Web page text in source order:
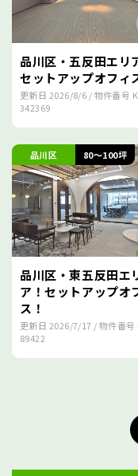
品川区・五反田エリ
セットアップオフィ
更新日 2026/8/6 / 物件番号
342369
品川区 80～100坪
品川区・東五反田エ
ア！セットアップオ
ス！
更新日 2026/7/17 / 物件番号
89422